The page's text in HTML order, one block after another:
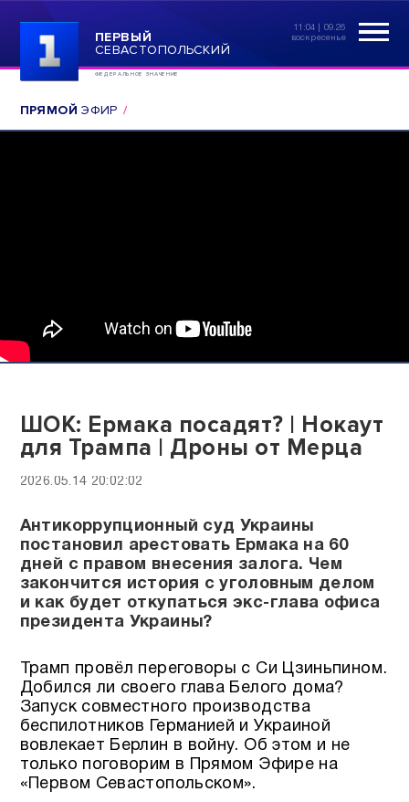
ПЕРВЫЙ
СЕВАСТОПОЛЬСКИЙ
ФЕДЕРАЛЬНОЕ ЗНАЧЕНИЕ
11:04 | 09.26
воскресенье
ПРЯМОЙ ЭФИР
ШОК: Ермака посадят? | Нокаут
для Трампа | Дроны от Мерца
2026.05.14 20:02:02
Антикоррупционный суд Украины
постановил арестовать Ермака на 60
дней с правом внесения залога. Чем
закончится история с уголовным делом
и как будет откупаться экс-глава офиса
президента Украины?
Трамп провёл переговоры с Си Цзиньпином.
Добился ли своего глава Белого дома?
Запуск совместного производства
беспилотников Германией и Украиной
вовлекает Берлин в войну. Об этом и не
только поговорим в Прямом Эфире на
«Первом Севастопольском».